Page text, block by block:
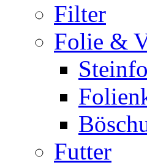
Filter
Folie &
Futter